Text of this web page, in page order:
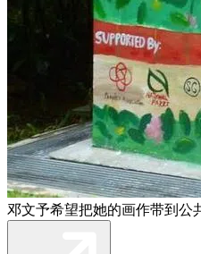
邓文予希望把她的画作带到公